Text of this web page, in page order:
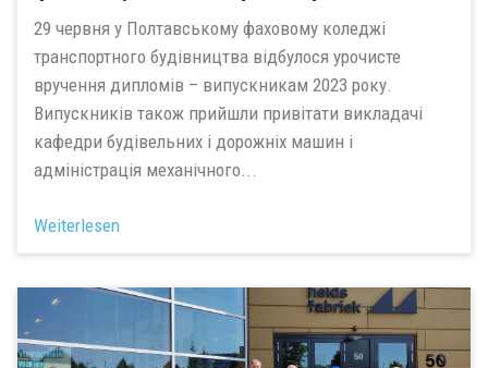
29 червня у Полтавському фаховому коледжі
транспортного будівництва відбулося урочисте
вручення дипломів – випускникам 2023 року.
Випускників також прийшли привітати викладачі
кафедри будівельних і дорожніх машин і
адміністрація механічного...
Weiterlesen